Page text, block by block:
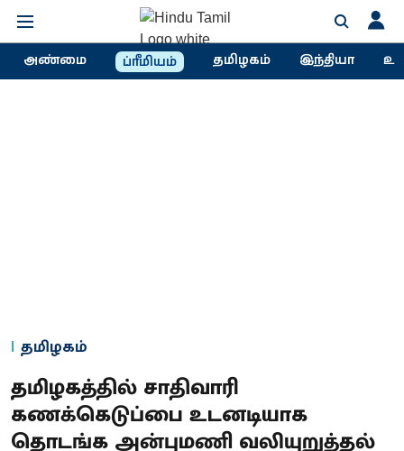
அண்மை ப்ரீமியம் தமிழகம் இந்தியா
தமிழகம்
தமிழகத்தில் சாதிவாரி
கணக்கெடுப்பை உடனடியாக
தொடங்க அன்புமணி வலியுறுத்தல்